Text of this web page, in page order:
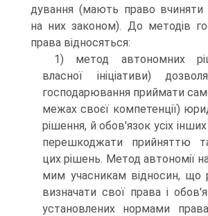
дування (мають право вчиняти
на них зако­ном). До методів
права відносяться:
1) метод автономних
власної ініціативи)
господарювання приймати
межах своєї компетенції)
рішення, й обов'язок усіх
перешкоджати прийняттю
цих рішень. Метод автономії
мим учасникам відносин, що
визначати свої права і
установлених нормами